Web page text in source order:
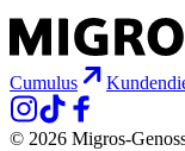
Cumulus
© 2026 Migros-